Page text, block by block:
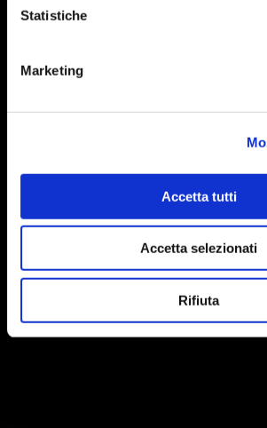
Statistiche
Marketing
Accetta tutti
Accetta selezionati
Rifiuta